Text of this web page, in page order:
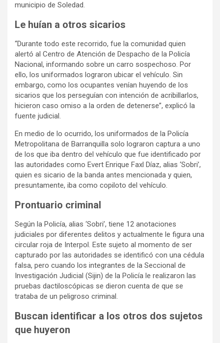
municipio de Soledad.
Le huían a otros sicarios
“Durante todo este recorrido, fue la comunidad quien
alertó al Centro de Atención de Despacho de la Policía
Nacional, informando sobre un carro sospechoso. Por
ello, los uniformados lograron ubicar el vehículo. Sin
embargo, como los ocupantes venían huyendo de los
sicarios que los perseguían con intención de acribillarlos,
hicieron caso omiso a la orden de detenerse”, explicó la
fuente judicial.
En medio de lo ocurrido, los uniformados de la Policía
Metropolitana de Barranquilla solo lograron captura a uno
de los que iba dentro del vehículo que fue identificado por
las autoridades como Evert Enrique Faxl Díaz, alias ‘Sobri’,
quien es sicario de la banda antes mencionada y quien,
presuntamente, iba como copiloto del vehículo.
Prontuario criminal
Según la Policía, alias ‘Sobri’, tiene 12 anotaciones
judiciales por diferentes delitos y actualmente le figura una
circular roja de Interpol. Este sujeto al momento de ser
capturado por las autoridades se identificó con una cédula
falsa, pero cuando los integrantes de la Seccional de
Investigación Judicial (Sijin) de la Policía le realizaron las
pruebas dactiloscópicas se dieron cuenta de que se
trataba de un peligroso criminal.
Buscan identificar a los otros dos sujetos
que huyeron